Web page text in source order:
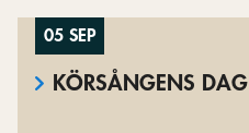
05 SEP
KÖRSÅNGENS DAG